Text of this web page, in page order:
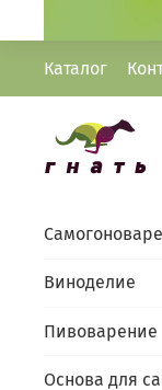
Каталог
Виноделие
Пивоварение
Основа для